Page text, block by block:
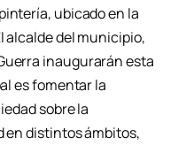
ubicado en la
alcalde del municipio,
inaugurarán esta
es fomentar la
sobre la
en distintos ámbitos,